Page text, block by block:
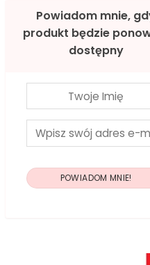
t
n
a
c
e
n
a
w
y
n
o
s i
Powiadom mnie,
produkt będzie
dostępny